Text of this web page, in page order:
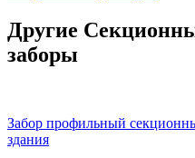
Другие
заборы
Забор профильный
здания